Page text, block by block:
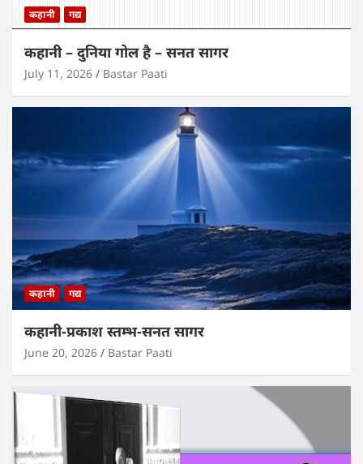
कहानी गद्य
कहानी – दुनिया गोल है – सनत सागर
July 11, 2026 Bastar Paati
कहानी गद्य
कहानी-प्रकाश स्तम्भ-सनत सागर
June 20, 2026 Bastar Paati